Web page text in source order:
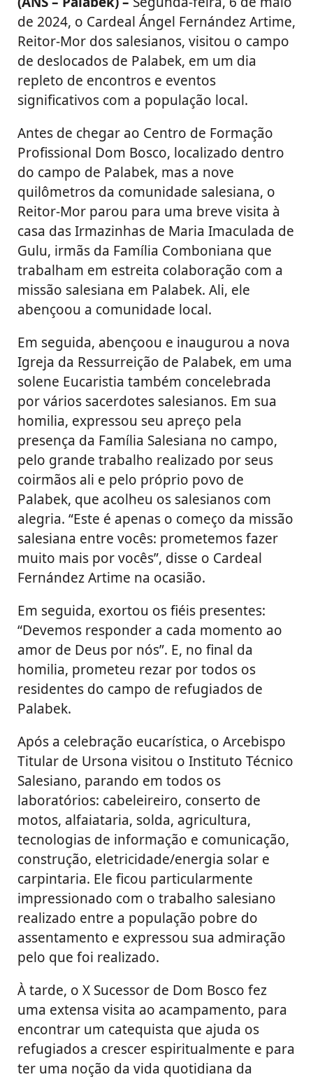
de 2024, o Cardeal Ángel Fernández Artime,
Reitor-Mor dos salesianos, visitou o campo
de deslocados de Palabek, em um dia
repleto de encontros e eventos
significativos com a população local.
Antes de chegar ao Centro de Formação
Profissional Dom Bosco, localizado dentro
do campo de Palabek, mas a nove
quilômetros da comunidade salesiana, o
Reitor-Mor parou para uma breve visita à
casa das Irmazinhas de Maria Imaculada de
Gulu, irmãs da Família Comboniana que
trabalham em estreita colaboração com a
missão salesiana em Palabek. Ali, ele
abençoou a comunidade local.
Em seguida, abençoou e inaugurou a nova
Igreja da Ressurreição de Palabek, em uma
solene Eucaristia também concelebrada
por vários sacerdotes salesianos. Em sua
homilia, expressou seu apreço pela
presença da Família Salesiana no campo,
pelo grande trabalho realizado por seus
coirmãos ali e pelo próprio povo de
Palabek, que acolheu os salesianos com
alegria. “Este é apenas o começo da missão
salesiana entre vocês: prometemos fazer
muito mais por vocês”, disse o Cardeal
Fernández Artime na ocasião.
Em seguida, exortou os fiéis presentes:
“Devemos responder a cada momento ao
amor de Deus por nós”. E, no final da
homilia, prometeu rezar por todos os
residentes do campo de refugiados de
Palabek.
Após a celebração eucarística, o Arcebispo
Titular de Ursona visitou o Instituto Técnico
Salesiano, parando em todos os
laboratórios: cabeleireiro, conserto de
motos, alfaiataria, solda, agricultura,
tecnologias de informação e comunicação,
construção, eletricidade/energia solar e
carpintaria. Ele ficou particularmente
impressionado com o trabalho salesiano
realizado entre a população pobre do
assentamento e expressou sua admiração
pelo que foi realizado.
À tarde, o X Sucessor de Dom Bosco fez
uma extensa visita ao acampamento, para
encontrar um catequista que ajuda os
refugiados a crescer espiritualmente e para
ter uma noção da vida quotidiana da